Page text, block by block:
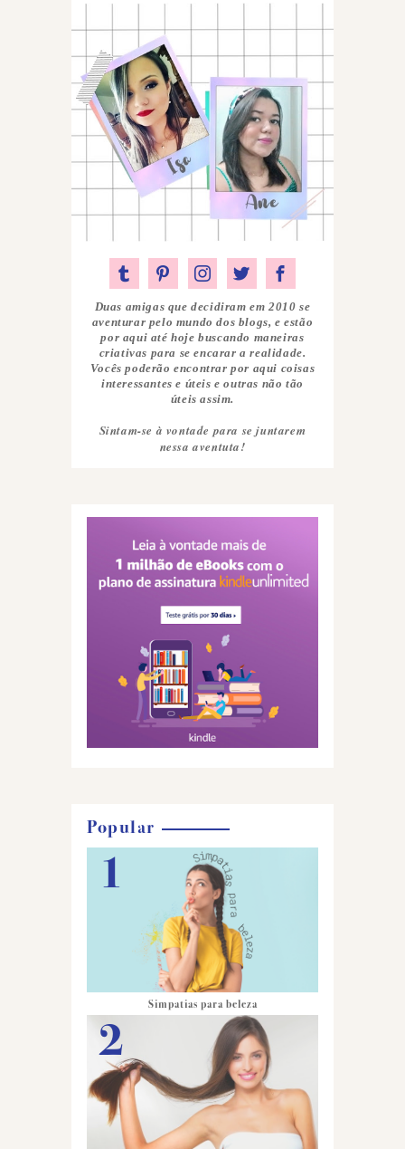
Duas amigas que decidiram em 2010 se
aventurar pelo mundo dos blogs, e estão
por aqui até hoje buscando maneiras
criativas para se encarar a realidade.
Vocês poderão encontrar por aqui coisas
interessantes e úteis e outras não tão
úteis assim.
Sintam-se à vontade para se juntarem
nessa aventuta!
Popular
Simpatias para beleza